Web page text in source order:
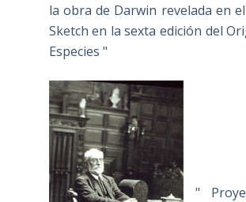
la obra de Darwin revelada en
Sketch en la sexta edición del
Especies "
"